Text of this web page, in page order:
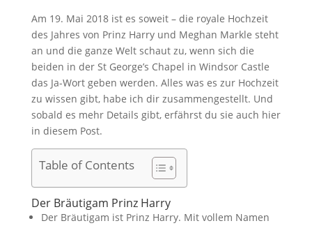
Am 19. Mai 2018 ist es soweit – die royale Hochzeit
des Jahres von Prinz Harry und Meghan Markle steht
an und die ganze Welt schaut zu, wenn sich die
beiden in der St George’s Chapel in Windsor Castle
das Ja-Wort geben werden. Alles was es zur Hochzeit
zu wissen gibt, habe ich dir zusammengestellt. Und
sobald es mehr Details gibt, erfährst du sie auch hier
in diesem Post.
Table of Contents
Der Bräutigam Prinz Harry
Der Bräutigam ist Prinz Harry. Mit vollem Namen